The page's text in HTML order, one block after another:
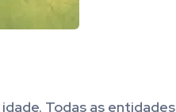
Todas as entidades